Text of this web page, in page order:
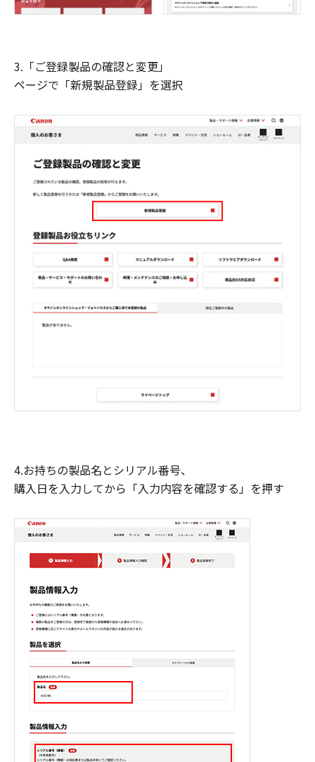
3.「ご登録製品の確認と変更」
ページで「新規製品登録」を選択
4.お持ちの製品名とシリアル番号、
購入日を入力してから「入力内容を確認する」を押す